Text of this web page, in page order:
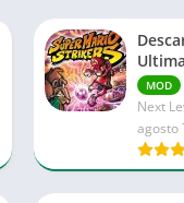
MOD
Next
agosto